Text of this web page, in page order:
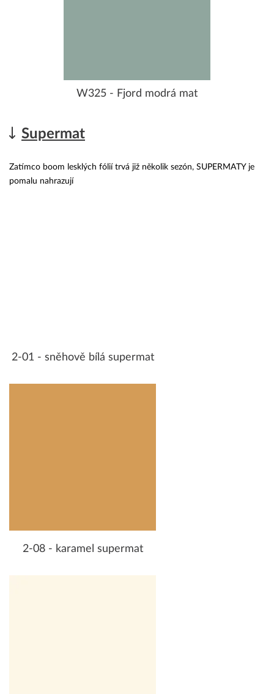
W325 - Fjord modrá mat
Supermat
Zatímco boom lesklých fólií trvá již několik sezón, SUPERMATY je
pomalu nahrazují
2-01 - sněhově bílá supermat
2-08 - karamel supermat